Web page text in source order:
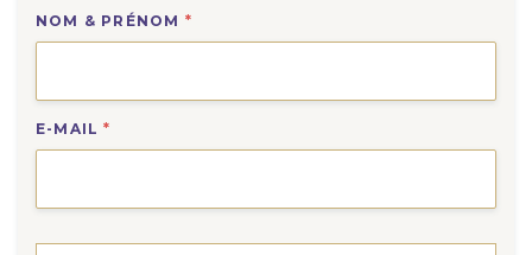
NOM & PRÉNOM *
E-MAIL*